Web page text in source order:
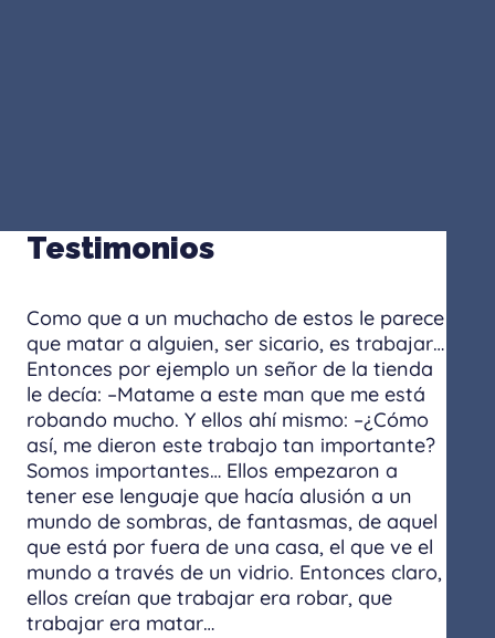
Testimonios
Como que a un muchacho de estos le parece
que matar a alguien, ser sicario, es trabajar…
Entonces por ejemplo un señor de la tienda
le decía: –Matame a este man que me está
robando mucho. Y ellos ahí mismo: –¿Cómo
así, me dieron este trabajo tan importante?
Somos importantes… Ellos empezaron a
tener ese lenguaje que hacía alusión a un
mundo de sombras, de fantasmas, de aquel
que está por fuera de una casa, el que ve el
mundo a través de un vidrio. Entonces claro,
ellos creían que trabajar era robar, que
trabajar era matar…